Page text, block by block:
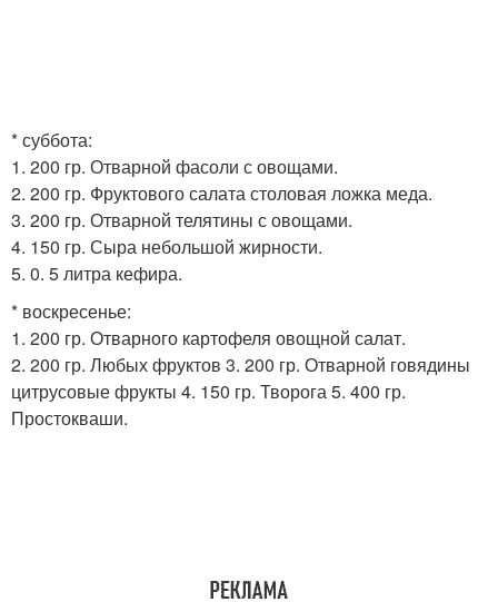
* суббота:
1. 200 гр. Отварной фасоли с овощами.
2. 200 гр. Фруктового салата столовая ложка меда.
3. 200 гр. Отварной телятины с овощами.
4. 150 гр. Сыра небольшой жирности.
5. 0. 5 литра кефира.
* воскресенье:
1. 200 гр. Отварного картофеля овощной салат.
2. 200 гр. Любых фруктов 3. 200 гр. Отварной говядины
цитрусовые фрукты 4. 150 гр. Творога 5. 400 гр.
Простокваши.